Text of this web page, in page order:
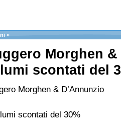
»
Morghen &
scontati del
Morghen & D’Annunzio
scontati del 30%